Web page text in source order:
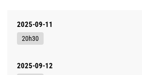
2025-09-11
20h30
2025-09-12